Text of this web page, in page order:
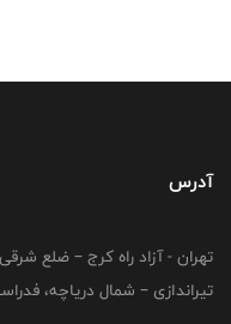
آدرس
تهران - آزاد راه کرج – ضلع
تیراندازی – شمال دریاچه،